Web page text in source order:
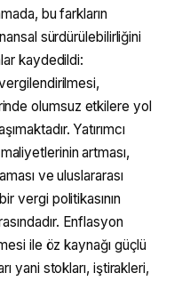
bu farkların
sürdürülebilirliğini
kaydedildi:
olumsuz etkilere yol
Yatırımcı
artması,
ve uluslararası
vergi politikasının
Enflasyon
ile öz kaynağı güçlü
yani stokları, iştirakleri,